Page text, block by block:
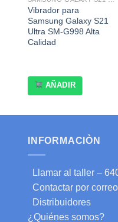
Vibrador para
Samsung Galaxy S21
Ultra SM-G998 Alta
Calidad
AÑADIR
INFORMACIÒN
Llamar al taller –
Contactar por correo
Distribuidores
¿Quiénes somos?